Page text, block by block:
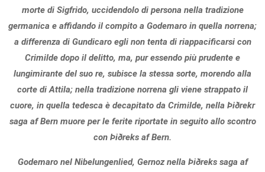
morte di Sigfrido, uccidendolo di persona nella tradizione
germanica e affidando il compito a Godemaro in quella norrena;
a differenza di Gundicaro egli non tenta di riappacificarsi con
Crimilde dopo il delitto, ma, pur essendo più prudente e
lungimirante del suo re, subisce la stessa sorte, morendo alla
corte di Attila; nella tradizione norrena gli viene strappato il
cuore, in quella tedesca è decapitato da Crimilde, nella Þiðrekr
saga af Bern muore per le ferite riportate in seguito allo scontro
con Þiðreks af Bern.
Godemaro nel Nibelungenlied, Gernoz nella Þiðreks saga af